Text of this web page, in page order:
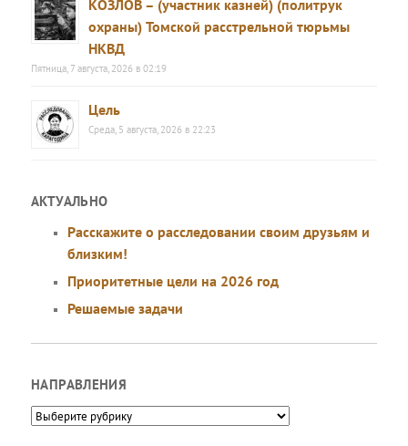
КОЗЛОВ – (участник казней) (политрук
охраны) Томской расстрельной тюрьмы
НКВД
Пятница, 7 августа, 2026 в 02:19
Цель
Среда, 5 августа, 2026 в 22:23
АКТУАЛЬНО
Расскажите о расследовании своим друзьям и
близким!
Приоритетные цели на 2026 год
Решаемые задачи
НАПРАВЛЕНИЯ
Направления